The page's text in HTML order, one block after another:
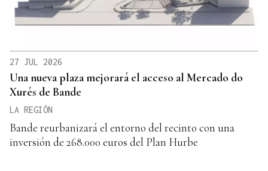
27 JUL 2026
Una nueva plaza mejorará el acceso al Mercado do
Xurés de Bande
LA REGIÓN
Bande reurbanizará el entorno del recinto con una
inversión de 268.000 euros del Plan Hurbe